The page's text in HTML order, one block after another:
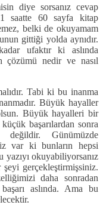
diye sorsanız cevap
saatte 60 sayfa kitap
belki de okuyamam
gittiği yolda aynıdır.
ufaktır ki aslında
çözümü nedir ve nasıl
Tabi ki bu inanma
Büyük hayaller
Büyük hayalleri bir
başarılardan sonra
Günümüzde
var ki bunların hepsi
okuyabiliyorsanız
gerçekleştirmişsiniz.
daha sonradan
aslında. Ama bu